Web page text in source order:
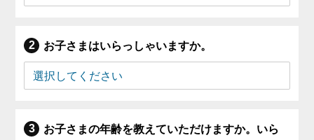
お子さまはいらっしゃいますか。
お子さまの年齢を教えていただけますか。いら